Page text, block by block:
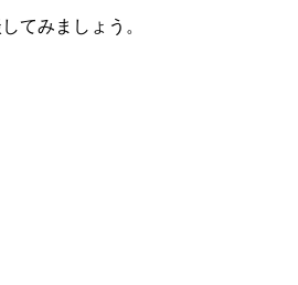
てみましょう。